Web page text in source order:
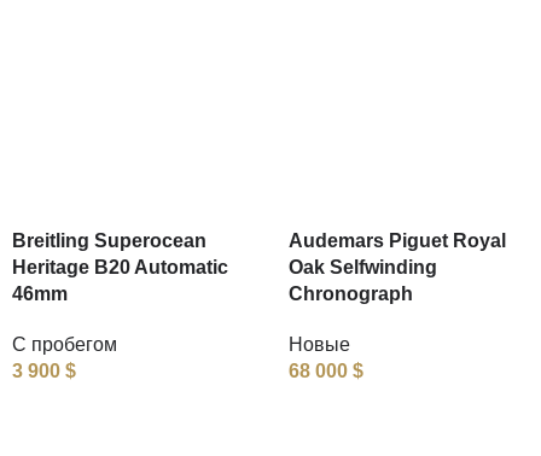
Breitling Superocean
Heritage B20 Automatic
46mm
С пробегом
3 900 $
Audemars Piguet Royal
Oak Selfwinding
Chronograph
Новые
68 000 $